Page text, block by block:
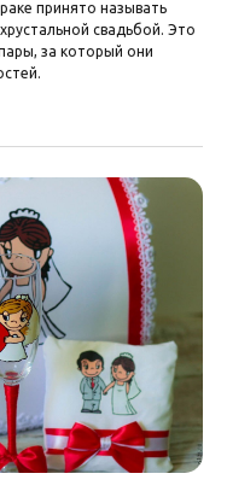
принято называть
свадьбой. Это
за который они